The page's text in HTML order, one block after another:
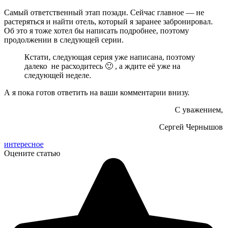
Самый ответственный этап позади. Сейчас главное — не
растеряться и найти отель, который я заранее забронировал.
Об это я тоже хотел бы написать подробнее, поэтому
продолжении в следующей серии.
Кстати, следующая серия уже написана, поэтому
далеко не расходитесь 🙂 , а ждите её уже на
следующей неделе.
А я пока готов ответить на ваши комментарии внизу.
С уважением,
Сергей Чернышов
интересное
Оцените статью